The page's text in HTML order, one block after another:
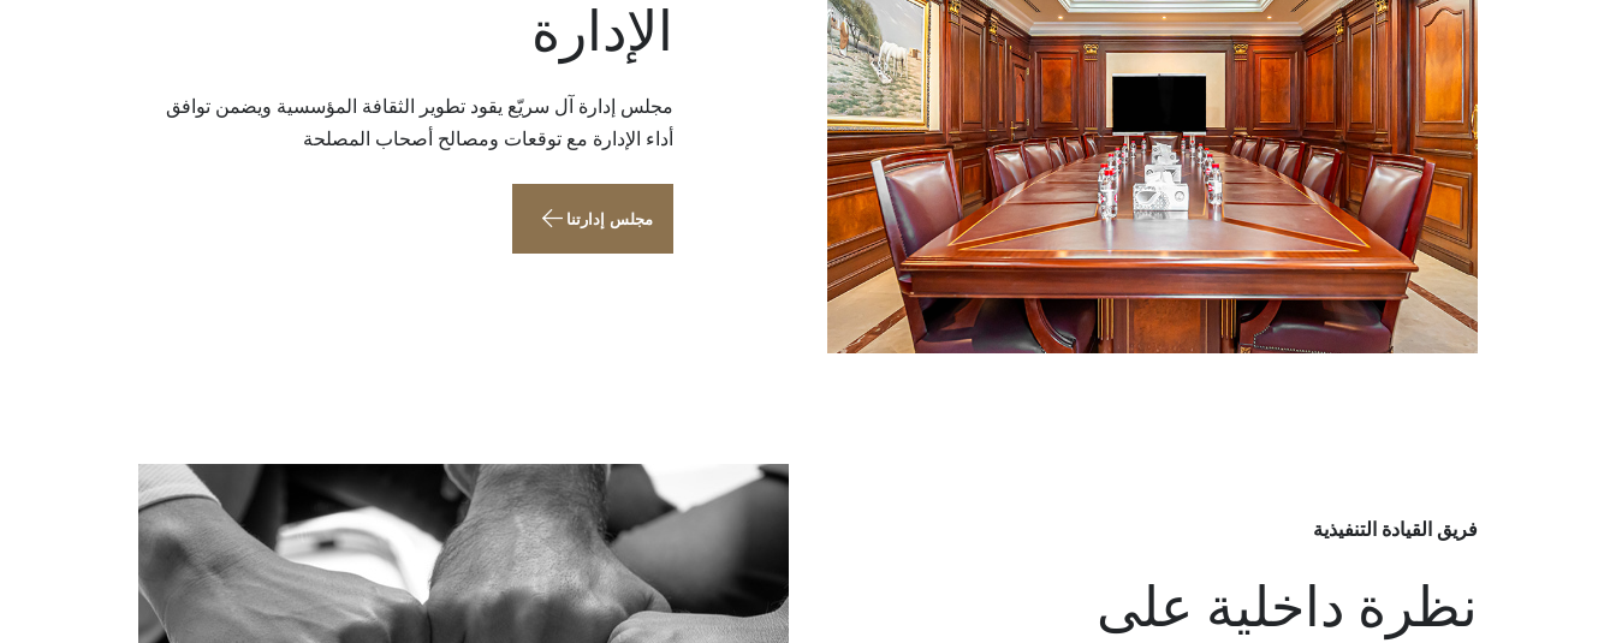
الإدارة
مجلس إدارة آل سريّع يقود تطوير الثقافة المؤسسية ويضمن توافق
أداء الإدارة مع توقعات ومصالح أصحاب المصلحة
مجلس إدارتنا
فريق القيادة التنفيذية
نظرة داخلية على